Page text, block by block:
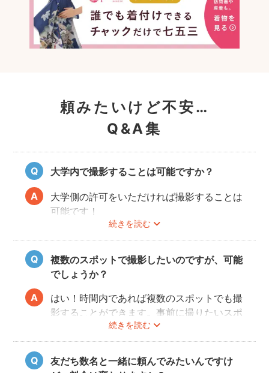
頼みたいけど不安…
Q&A集
大学内で撮影することは可能ですか？
続きを読む
大学側の許可をいただければ撮影することは
可能です！
事前にユーザーご自身で必ず大学に撮影可否
のご確認をお願いいたします。
撮影許可の取り方はこちら
複数のスポットで撮影したいのですが、可能
でしょうか？
続きを読む
はい！時間内であれば複数のスポットでも撮
影することができます。事前に撮りたいスポ
ットや時間配分についてフォトグラファーと
相談しておくと当日スムースに撮影できるの
でおすすめです。
友だち数名と一緒に頼んでみたいんですけ